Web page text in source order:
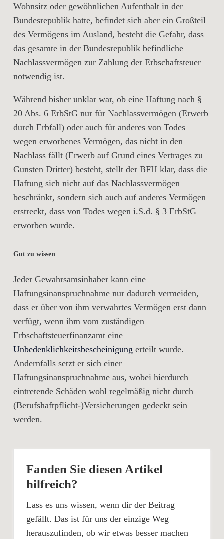
Wohnsitz oder gewöhnlichen Aufenthalt in der
Bundesrepublik hatte, befindet sich aber ein Großteil
des Vermögens im Ausland, besteht die Gefahr, dass
das gesamte in der Bundesrepublik befindliche
Nachlassvermögen zur Zahlung der Erbschaftsteuer
notwendig ist.
Während bisher unklar war, ob eine Haftung nach §
20 Abs. 6 ErbStG nur für Nachlassvermögen (Erwerb
durch Erbfall) oder auch für anderes von Todes
wegen erworbenes Vermögen, das nicht in den
Nachlass fällt (Erwerb auf Grund eines Vertrages zu
Gunsten Dritter) besteht, stellt der BFH klar, dass die
Haftung sich nicht auf das Nachlassvermögen
beschränkt, sondern sich auch auf anderes Vermögen
erstreckt, dass von Todes wegen i.S.d. § 3 ErbStG
erworben wurde.
Gut zu wissen
Jeder Gewahrsamsinhaber kann eine
Haftungsinanspruchnahme nur dadurch vermeiden,
dass er über von ihm verwahrtes Vermögen erst dann
verfügt, wenn ihm vom zuständigen
Erbschaftsteuerfinanzamt eine
Unbedenklichkeitsbescheinigung erteilt wurde.
Andernfalls setzt er sich einer
Haftungsinanspruchnahme aus, wobei hierdurch
eintretende Schäden wohl regelmäßig nicht durch
(Berufshaftpflicht-)Versicherungen gedeckt sein
werden.
Fanden Sie diesen Artikel
hilfreich?
Lass es uns wissen, wenn dir der Beitrag
gefällt. Das ist für uns der einzige Weg
herauszufinden, ob wir etwas besser machen